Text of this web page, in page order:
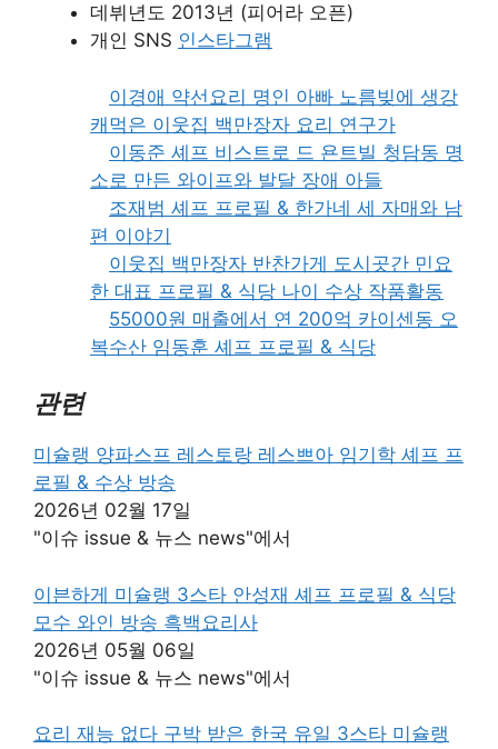
데뷔년도 2013년 (피어라 오픈)
개인 SNS 인스타그램
이경애 약선요리 명인 아빠 노름빚에 생강
캐먹은 이웃집 백만장자 요리 연구가
이동준 셰프 비스트로 드 욘트빌 청담동 명
소로 만든 와이프와 발달 장애 아들
조재범 셰프 프로필 & 한가네 세 자매와 남
편 이야기
이웃집 백만장자 반찬가게 도시곳간 민요
한 대표 프로필 & 식당 나이 수상 작품활동
55000원 매출에서 연 200억 카이센동 오
복수산 임동훈 셰프 프로필 & 식당
관련
미슐랭 양파스프 레스토랑 레스쁘아 임기학 셰프 프
로필 & 수상 방송
2026년 02월 17일
"이슈 issue & 뉴스 news"에서
이븐하게 미슐랭 3스타 안성재 셰프 프로필 & 식당
모수 와인 방송 흑백요리사
2026년 05월 06일
"이슈 issue & 뉴스 news"에서
요리 재능 없다 구박 받은 한국 유일 3스타 미슐랭